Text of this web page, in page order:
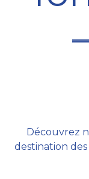
Découvrez
destination des